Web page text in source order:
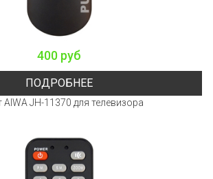
400 руб
ПОДРОБНЕЕ
AIWA JH-11370 для телевизора